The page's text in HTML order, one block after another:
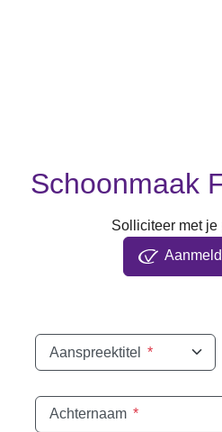
Schoonmaak
Solliciteer met je
Aanspreektitel *
Achternaam *